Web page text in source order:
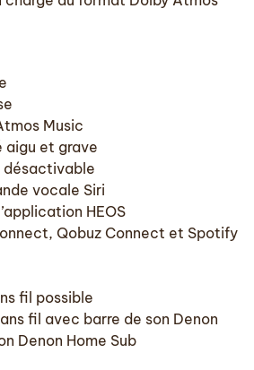
Music
aigu et grave
désactivable
vocale Siri
HEOS
Qobuz Connect et Spotify
fil possible
fil avec barre de son Denon
Denon Home Sub